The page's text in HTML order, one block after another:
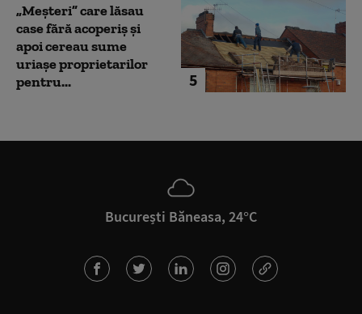
5
„Meșteri” care lăsau
case fără acoperiș și
apoi cereau sume
uriașe proprietarilor
pentru...
București Băneasa, 24°C